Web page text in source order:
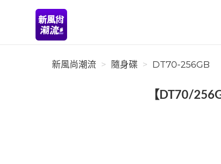
新風尚潮流
新風尚潮流
隨身碟 DT70-256GB
【DT70/